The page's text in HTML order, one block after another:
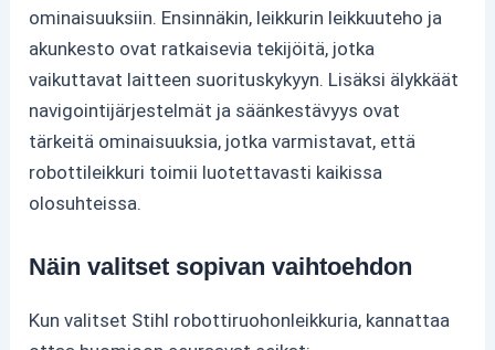
ominaisuuksiin. Ensinnäkin, leikkurin leikkuuteho ja
akunkesto ovat ratkaisevia tekijöitä, jotka
vaikuttavat laitteen suorituskykyyn. Lisäksi älykkäät
navigointijärjestelmät ja säänkestävyys ovat
tärkeitä ominaisuuksia, jotka varmistavat, että
robottileikkuri toimii luotettavasti kaikissa
olosuhteissa.
Näin valitset sopivan vaihtoehdon
Kun valitset Stihl robottiruohonleikkuria, kannattaa